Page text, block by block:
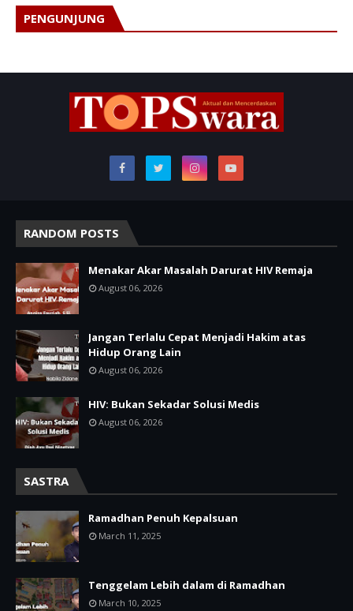
PENGUNJUNG
RANDOM POSTS
Menakar Akar Masalah Darurat HIV Remaja
August 06, 2026
Jangan Terlalu Cepat Menjadi Hakim atas
Hidup Orang Lain
August 06, 2026
HIV: Bukan Sekadar Solusi Medis
August 06, 2026
SASTRA
Ramadhan Penuh Kepalsuan
March 11, 2025
Tenggelam Lebih dalam di Ramadhan
March 10, 2025